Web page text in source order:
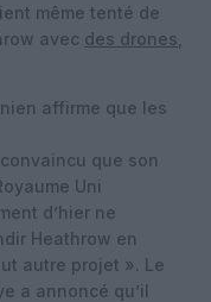
même tenté de
avec des drones
affirme que les
que son
Uni
d’hier ne
Heathrow en
autre projet ». Le
a annoncé qu’il